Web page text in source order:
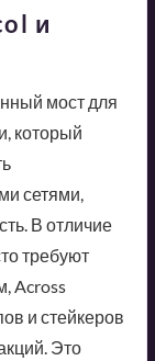
и
мост для
который
сетями,
В отличие
требуют
Across
и стейкеров
Это